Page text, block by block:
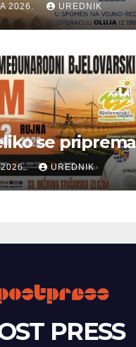
2026. UREDNIK
se priprema
2026. UREDNIK
PRESS